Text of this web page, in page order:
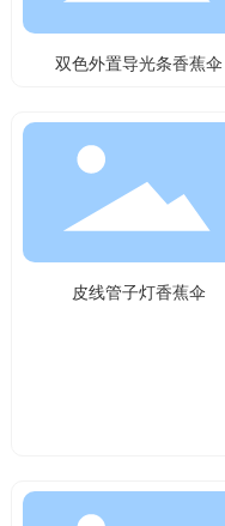
双色外置导光条香蕉伞
皮线管子灯香蕉伞